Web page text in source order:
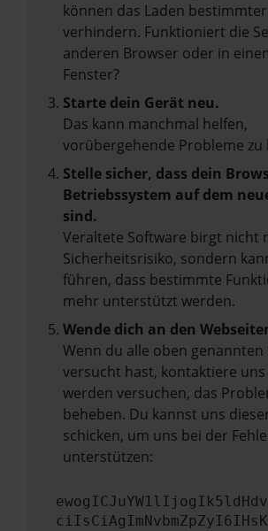
können das Laden
verhindern. Funktioniert die
anderen Browser oder in
Fenster?
Starte dein Gerät neu.
Das kann manchmal helfen,
vorübergehende Probleme zu
Stelle sicher, dass dein
Betriebssystem auf dem
sind.
Veraltete Software birgt nicht
Sicherheitsrisiko, sondern
führen, dass bestimmte
mehr unterstützt werden.
Wende dich an den
Wenn du alle oben genannten
versucht hast, kontaktiere
werden versuchen, das
beheben. Du kannst uns
schicken, um uns bei der
unterstützen: